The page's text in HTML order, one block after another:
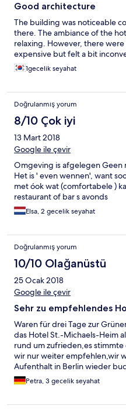
Kirche ,ist aber kein muß.
Good architecture
The building was noticeable
there. The ambiance of the
relaxing. However, there
expensive but felt a bit
1gecelik seyahat
Doğrulanmış yorum
8/10 Çok iyi
13 Mart 2018
Google ile çevir
Omgeving is afgelegen Geen
Het is ' even wennen', want
met óok wat (comfortabele )
restaurant of bar s avonds
Elsa, 2 gecelik seyahat
Doğrulanmış yorum
10/10 Olağanüstü
25 Ocak 2018
Google ile çevir
Sehr zu empfehlendes
Waren für drei Tage zur
das Hotel St.-Michaels-Heim
rund um zufrieden,es
wir nur weiter empfehlen,wir
Aufenthalt in Berlin wieder
Petra, 3 gecelik seyahat